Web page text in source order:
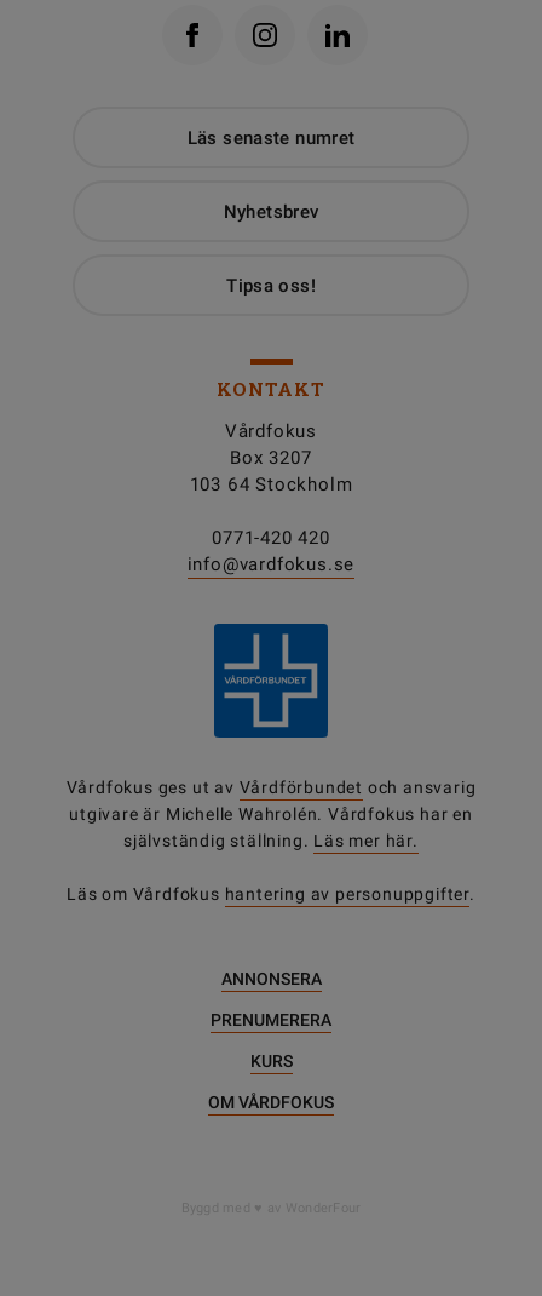
Läs senaste numret
Nyhetsbrev
Tipsa oss!
KONTAKT
Vårdfokus
Box 3207
103 64 Stockholm
0771-420 420
info@vardfokus.se
Vårdfokus ges ut av Vårdförbundet och ansvarig
utgivare är Michelle Wahrolén. Vårdfokus har en
självständig ställning. Läs mer här.
Läs om Vårdfokus hantering av personuppgifter.
ANNONSERA
PRENUMERERA
KURS
OM VÅRDFOKUS
Byggd med av WonderFour